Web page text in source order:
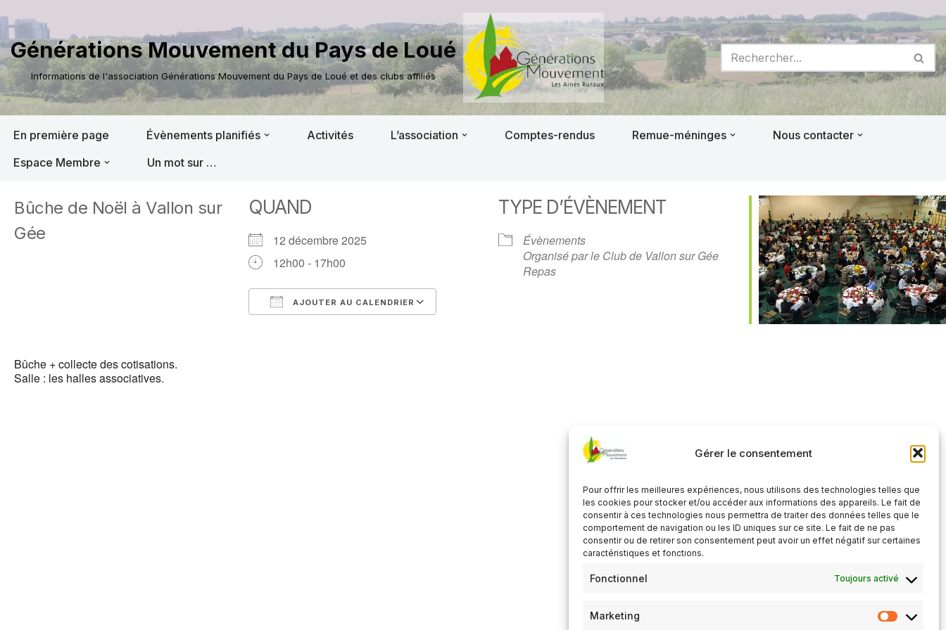
Gérer le consentement
Pour offrir les meilleures expériences, nous utilisons des technologies telles que
les cookies pour stocker et/ou accéder aux informations des appareils. Le fait de
consentir à ces technologies nous permettra de traiter des données telles que le
comportement de navigation ou les ID uniques sur ce site. Le fait de ne pas
consentir ou de retirer son consentement peut avoir un effet négatif sur certaines
caractéristiques et fonctions.
Fonctionnel Toujours activé
Marketing
Aller
au
contenu
Générations Mouvement du Pays de Loué
Informations de l'association Générations Mouvement du Pays de Loué et des clubs affiliés
En première page Évènements planifiés Activités L’association Comptes-rendus Remue-méninges
Nous contacter
Espace Membre
Un mot sur …
Bûche de Noël à Vallon sur
Gée
QUAND
12 décembre 2025
12h00 - 17h00
AJOUTER AU CALENDRIER
Office 365
TYPE D’ÉVÈNEMENT
Évènements
Organisé par le Club de Vallon sur Gée
Repas
Bûche + collecte des cotisations.
Salle : les halles associatives.